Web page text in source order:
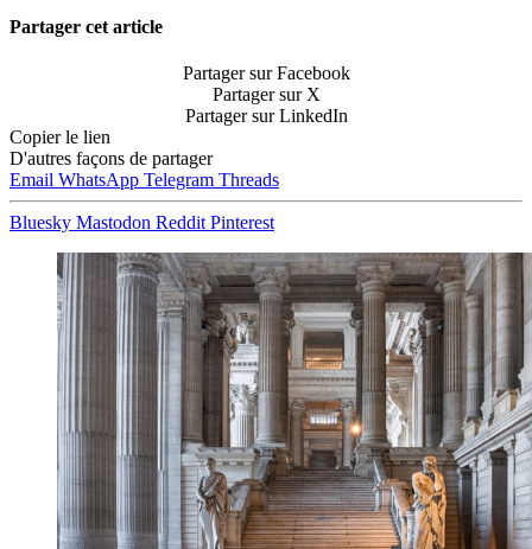
Partager cet article
Partager sur Facebook
Partager sur X
Partager sur LinkedIn
Copier le lien
D'autres façons de partager
Email WhatsApp Telegram Threads
Bluesky Mastodon Reddit Pinterest